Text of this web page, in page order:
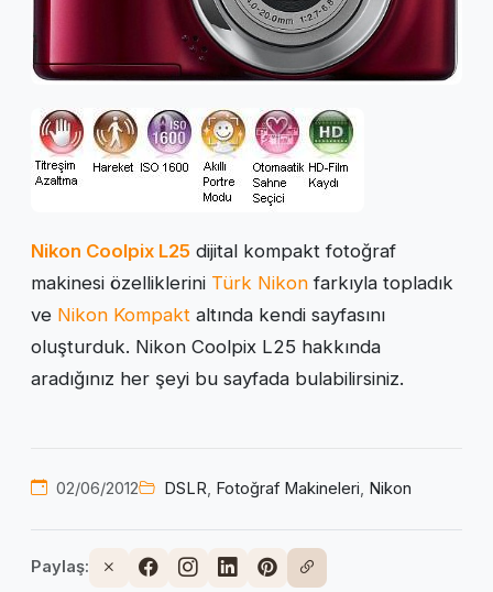
Nikon Coolpix L25 dijital kompakt fotoğraf
makinesi özelliklerini Türk Nikon farkıyla topladık
ve Nikon Kompakt altında kendi sayfasını
oluşturduk. Nikon Coolpix L25 hakkında
aradığınız her şeyi bu sayfada bulabilirsiniz.
02/06/2012 DSLR, Fotoğraf Makineleri, Nikon
Paylaş: